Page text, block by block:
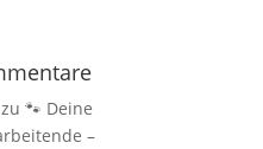
zu🐾 Deine
–